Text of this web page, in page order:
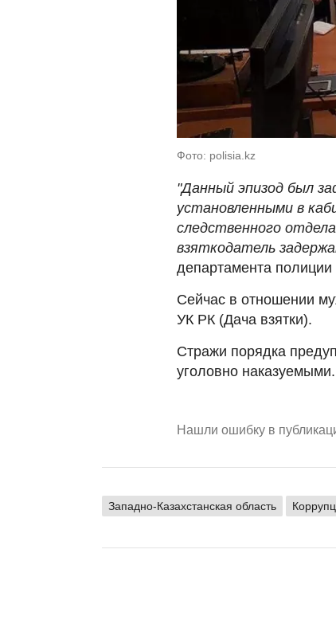
Фото: polisia.kz
"Данный эпизод был
установленными в
следственного
взяткодатель
департамента
Сейчас в отношении
УК РК (Дача взятки).
Стражи порядка
уголовно наказуемыми.
Нашли ошибку в
Западно-Казахстанская область